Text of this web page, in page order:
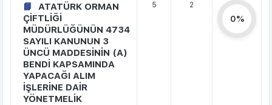
ATATÜRK ORMAN
ÇİFTLİĞİ
MÜDÜRLÜĞÜNÜN 4734
SAYILI KANUNUN 3
ÜNCÜ MADDESİNİN (A)
BENDİ KAPSAMINDA
YAPACAĞI ALIM
İŞLERİNE DAİR
YÖNETMELİK
5 2
0%